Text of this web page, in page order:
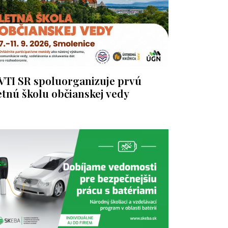
SR spoluorganizuje prvú
školu občianskej vedy